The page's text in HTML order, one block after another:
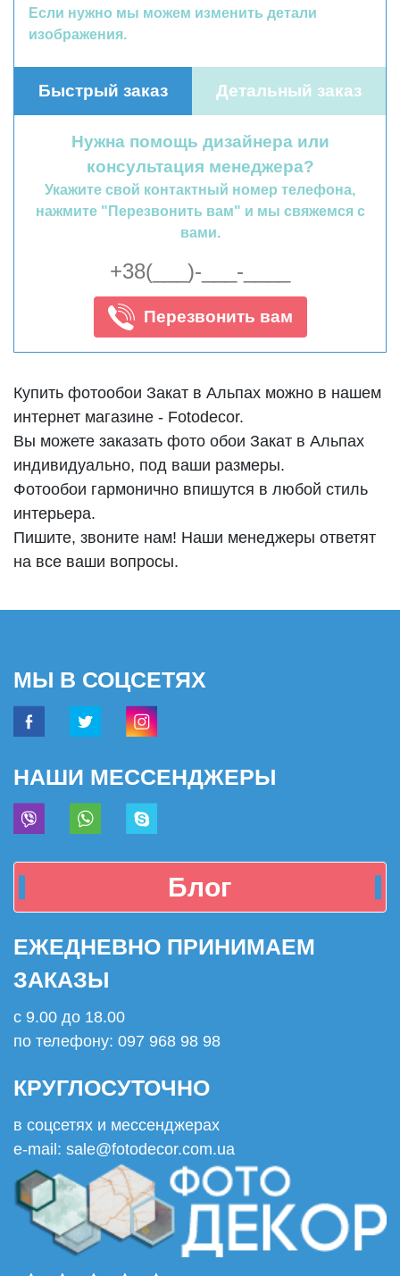
Если нужно мы можем изменить детали
изображения.
Быстрый заказ Детальный заказ
Нужна помощь дизайнера или
консультация менеджера?
Укажите свой контактный номер телефона,
нажмите "Перезвонить вам" и мы свяжемся с
вами.
Перезвонить вам
Купить фотообои Закат в Альпах можно в нашем
интернет магазине - Fotodecor.
Вы можете заказать фото обои Закат в Альпах
индивидуально, под ваши размеры.
Фотообои гармонично впишутся в любой стиль
интерьера.
Пишите, звоните нам! Наши менеджеры ответят
на все ваши вопросы.
МЫ В СОЦСЕТЯХ
НАШИ МЕССЕНДЖЕРЫ
Блог
ЕЖЕДНЕВНО ПРИНИМАЕМ
ЗАКАЗЫ
с 9.00 до 18.00
по телефону: 097 968 98 98
КРУГЛОСУТОЧНО
в соцсетях и мессенджерах
e-mail: sale@fotodecor.com.ua